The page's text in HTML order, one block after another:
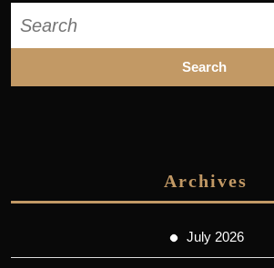
for:
Archives
July 2026